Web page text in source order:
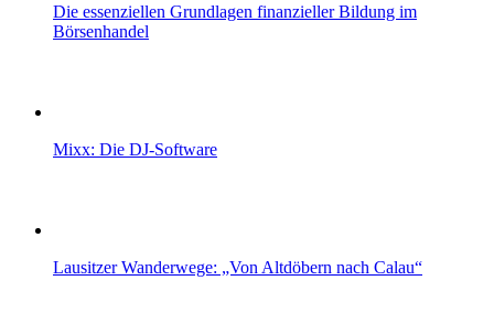
Die essenziellen Grundlagen finanzieller Bildung im
Börsenhandel
Mixx: Die DJ-Software
Lausitzer Wanderwege: „Von Altdöbern nach Calau“